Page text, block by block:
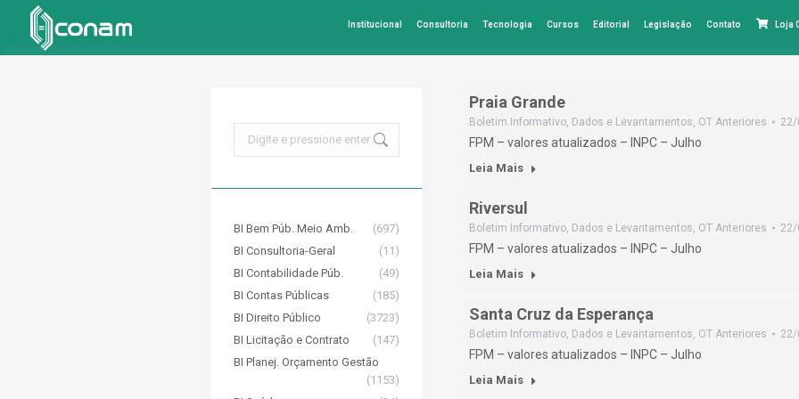
Institucional Consultoria Tecnologia Cursos Editorial Legislação Contato Loja
Praia Grande
Boletim Informativo, Dados e Levantamentos, OT Anteriores
FPM – valores atualizados – INPC – Julho
Leia Mais
Riversul
Boletim Informativo, Dados e Levantamentos, OT Anteriores
FPM – valores atualizados – INPC – Julho
Leia Mais
Santa Cruz da Esperança
Boletim Informativo, Dados e Levantamentos, OT Anteriores
FPM – valores atualizados – INPC – Julho
Leia Mais
BI Bem Púb. Meio Amb.
(697)
BI Consultoria-Geral
(11)
BI Contabilidade Púb.
(49)
BI Contas Públicas
(185)
BI Direito Público
(3723)
BI Licitação e Contrato
(147)
BI Planej. Orçamento Gestão
(1153)